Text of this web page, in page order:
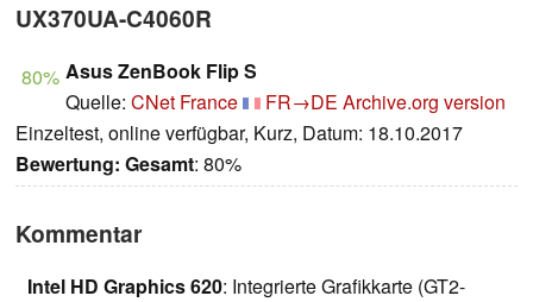
UX370UA-C4060R
80% Asus ZenBook Flip S
Quelle: CNet France FR→DE Archive.org version
Einzeltest, online verfügbar, Kurz, Datum: 18.10.2017
Bewertung: Gesamt: 80%
Kommentar
Intel HD Graphics 620: Integrierte Grafikkarte (GT2-